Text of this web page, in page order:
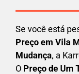
Se você está
Preço em Vila
Mudança, a
O Preço de Um